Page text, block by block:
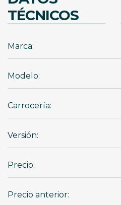
TÉCNICOS
Marca:
Modelo:
Carrocería:
Versión:
Precio:
Precio anterior: